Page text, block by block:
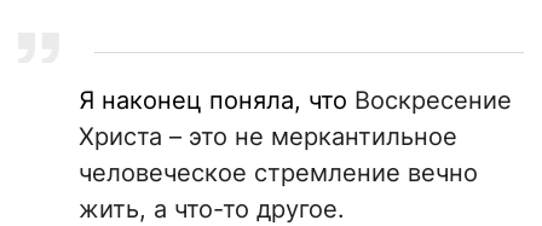
Я наконец поняла, что Воскресение
Христа – это не меркантильное
человеческое стремление вечно
жить, а что-то другое.